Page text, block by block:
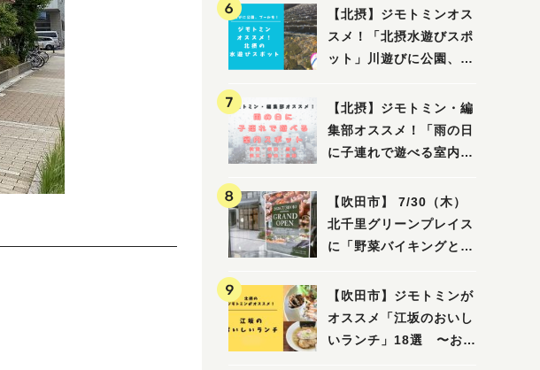
【北摂】ジモトミンオス
スメ！「北摂水遊びスポ
ット」川遊びに公園、プ
吹田・茨木・高槻）
【北摂】ジモトミン・編
集部オススメ！「雨の日
に子連れで遊べる室内ス
箕面・吹田・豊中・茨
木・池田）
【吹田市】 7/30（木）
北千里グリーンプレイス
に「野菜バイキングと飲
里店」がオープン予定！
【吹田市】ジモトミンが
オススメ「江坂のおいし
いランチ」18選 〜おし